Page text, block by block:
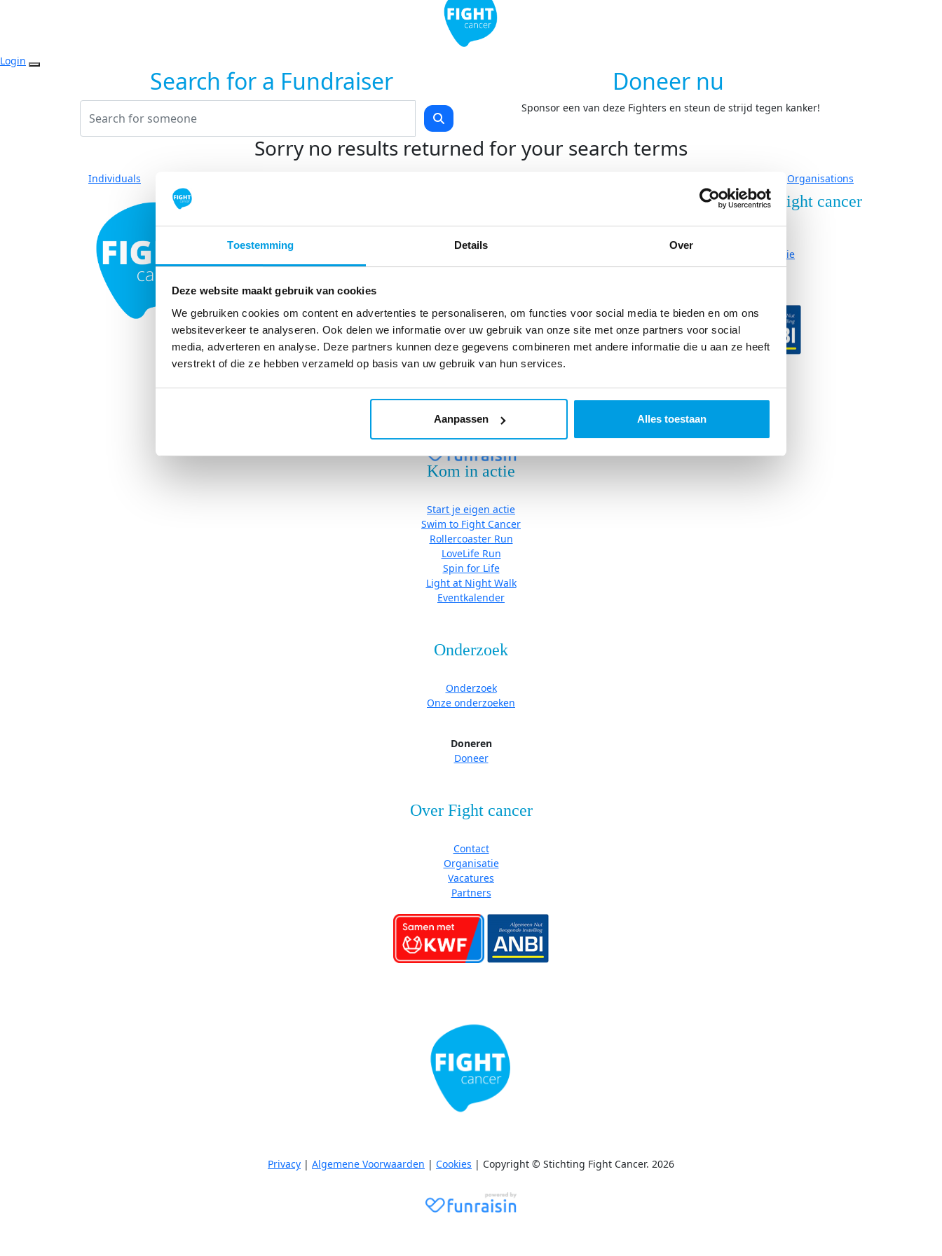
Toestemming Details Over
Deze website maakt gebruik van cookies
We gebruiken cookies om content en advertenties te personaliseren, om functies voor social media te bieden en om ons
websiteverkeer te analyseren. Ook delen we informatie over uw gebruik van onze site met onze partners voor social
media, adverteren en analyse. Deze partners kunnen deze gegevens combineren met andere informatie die u aan ze heeft
verstrekt of die ze hebben verzameld op basis van uw gebruik van hun services.
Aanpassen Alles toestaan
Login
Search for a Fundraiser Doneer nu
Sponsor een van deze Fighters en steun de strijd tegen kanker!
Sorry no results returned for your search terms
Individuals Organisations
Start je eigen actie
Rollercoaster Run
Light at Night Walk
Eventkalender
Over Fight cancer
Organisatie
Vacatures
|Cookies | Copyright © Stichting Fight cancer. 2026
Kom in actie
Start je eigen actie
Swim to Fight Cancer
Rollercoaster Run
LoveLife Run
Spin for Life
Light at Night Walk
Eventkalender
Onderzoek
Onderzoek
Onze onderzoeken
Doneren
Doneer
Over Fight cancer
Contact
Organisatie
Vacatures
Partners
Privacy | Algemene Voorwaarden | Cookies | Copyright © Stichting Fight Cancer. 2026